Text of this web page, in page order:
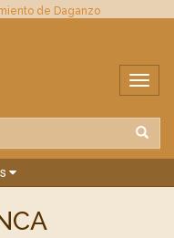
de Daganzo